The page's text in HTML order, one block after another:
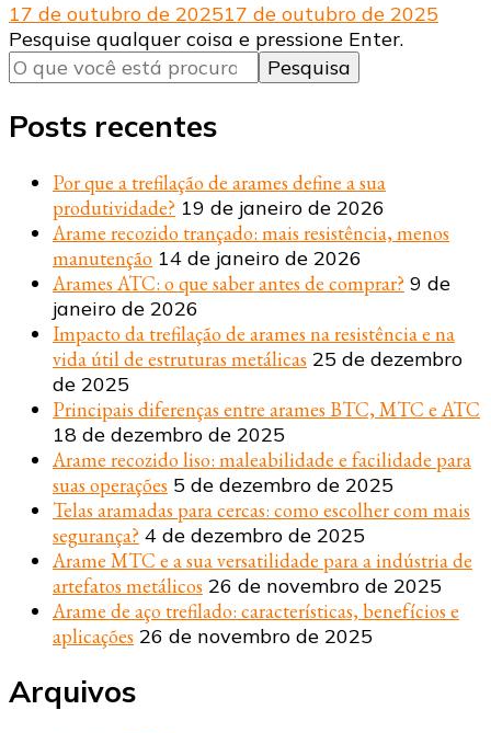
17 de outubro de 202517 de outubro de 2025
Procurando
algo?
Pesquise qualquer coisa e pressione Enter.
Posts recentes
Por que a trefilação de arames define a sua
produtividade? 19 de janeiro de 2026
Arame recozido trançado: mais resistência, menos
manutenção 14 de janeiro de 2026
Arames ATC: o que saber antes de comprar? 9 de
janeiro de 2026
Impacto da trefilação de arames na resistência e na
vida útil de estruturas metálicas 25 de dezembro
de 2025
Principais diferenças entre arames BTC, MTC e ATC
18 de dezembro de 2025
Arame recozido liso: maleabilidade e facilidade para
suas operações 5 de dezembro de 2025
Telas aramadas para cercas: como escolher com mais
segurança? 4 de dezembro de 2025
Arame MTC e a sua versatilidade para a indústria de
artefatos metálicos 26 de novembro de 2025
Arame de aço trefilado: características, benefícios e
aplicações 26 de novembro de 2025
Arquivos